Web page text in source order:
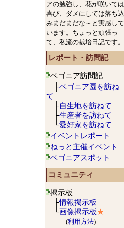
アの勉強し、花が咲いては
喜び、ダメにしては落ち込
みまだまだな～と実感して
います。ちょっと頑張っ
て、私流の栽培日記です。
レポート・訪問記
ベゴニア訪問記
├ベゴニア園を訪ね
て
├自生地を訪ねて
├生産者を訪ねて
└愛好家を訪ねて
イベントレポート
ねっと主催イベント
ベゴニアスポット
コミュニティ
掲示板
├情報掲示板
└画像掲示板★
(利用方法)